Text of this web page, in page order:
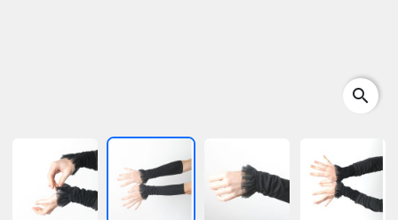
search